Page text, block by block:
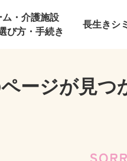
・介護施設
び方・手続き
長生きシ
ージが見つ